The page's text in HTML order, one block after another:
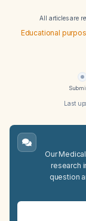
All articles are
Educational
Last
Our
research
question